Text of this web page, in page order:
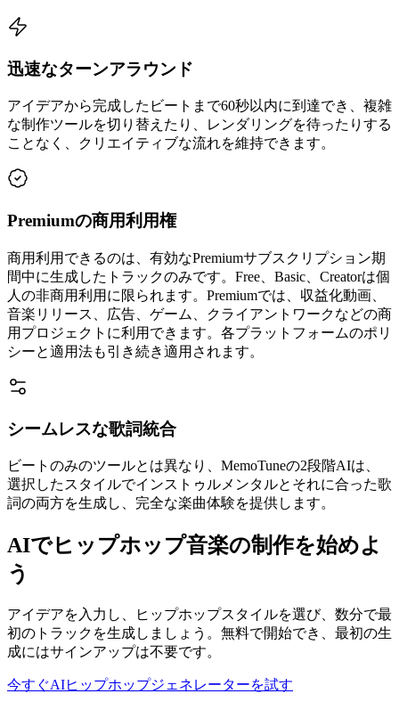
迅速なターンアラウンド
アイデアから完成したビートまで60秒以内に到達でき、複雑
な制作ツールを切り替えたり、レンダリングを待ったりする
ことなく、クリエイティブな流れを維持できます。
Premiumの商用利用権
商用利用できるのは、有効なPremiumサブスクリプション期
間中に生成したトラックのみです。Free、Basic、Creatorは個
人の非商用利用に限られます。Premiumでは、収益化動画、
音楽リリース、広告、ゲーム、クライアントワークなどの商
用プロジェクトに利用できます。各プラットフォームのポリ
シーと適用法も引き続き適用されます。
シームレスな歌詞統合
ビートのみのツールとは異なり、MemoTuneの2段階AIは、
選択したスタイルでインストゥルメンタルとそれに合った歌
詞の両方を生成し、完全な楽曲体験を提供します。
AIでヒップホップ音楽の制作を始めよ
う
アイデアを入力し、ヒップホップスタイルを選び、数分で最
初のトラックを生成しましょう。無料で開始でき、最初の生
成にはサインアップは不要です。
今すぐAIヒップホップジェネレーターを試す